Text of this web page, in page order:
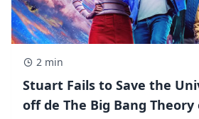
2 min
Stuart Fails to Save the
off de The Big Bang